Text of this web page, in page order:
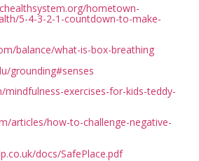
hometown-
5-4-3-2-1-countdown-to-make-
balance/what-is-box-breathing
grounding#senses
mindfulness-exercises-for-kids-teddy-
articles/how-to-challenge-negative-
docs/SafePlace.pdf